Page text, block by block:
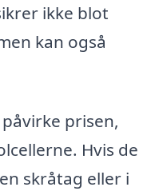
ikke blot
kan også
prisen,
Hvis de
skråtag eller i